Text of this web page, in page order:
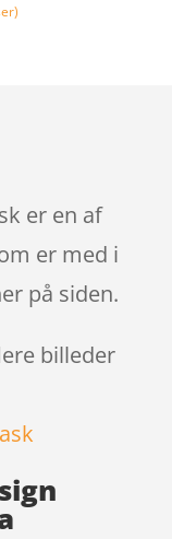
er en af
er med i
på siden.
billeder